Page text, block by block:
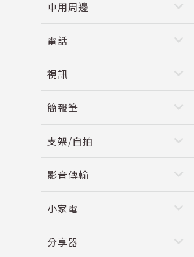
車用周邊 keyboard_arrow_down
電話 keyboard_arrow_down
視訊 keyboard_arrow_down
簡報筆 keyboard_arrow_down
支架/自拍 keyboard_arrow_down
影音傳輸 keyboard_arrow_down
小家電 keyboard_arrow_down
分享器 keyboard_arrow_down